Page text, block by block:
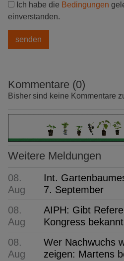
Ich habe die Bedingungen
einverstanden.
Kommentare (0)
Bisher sind keine Kommentare
Weitere Meldungen
08.
Aug
Int.
7. September
08.
Aug
AIPH: Gibt
Kongress bekannt
08.
Aug
Wer Nachwuchs
zeigen: Martens